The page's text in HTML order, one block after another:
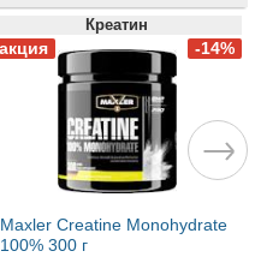
Креатин
Maxler Creatine Monohydrate
100% 300 г